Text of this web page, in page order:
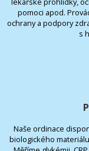
pomoci apod.
ochrany a podpory
s
Naše ordinace
biologického